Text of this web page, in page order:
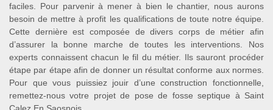
faciles. Pour parvenir à mener à bien le chantier, nous aurons
besoin de mettre à profit les qualifications de toute notre équipe.
Cette dernière est composée de divers corps de métier afin
d’assurer la bonne marche de toutes les interventions. Nos
experts connaissent chacun le fil du métier. Ils sauront procéder
étape par étape afin de donner un résultat conforme aux normes.
Pour que vous puissiez jouir d’une construction fonctionnelle,
remettez-nous votre projet de pose de fosse septique à Saint
Calez En Saosnois.